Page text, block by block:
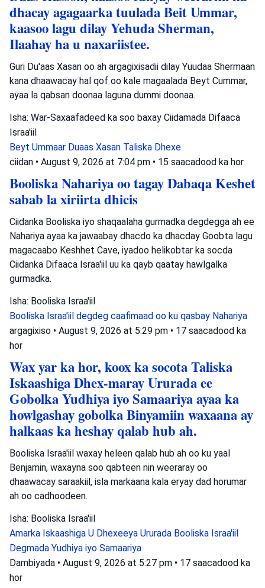
dhacay agagaarka tuulada Beit Ummar,
kaasoo lagu dilay Yehuda Sherman,
Ilaahay ha u naxariistee.
Guri Du'aas Xasan oo ah argagixisadii dilay Yuudaa Shermaan
kana dhaawacay hal qof oo kale magaalada Beyt Cummar,
ayaa la qabsan doonaa laguna dummi doonaa.
Isha: War-Saxaafadeed ka soo baxay Ciidamada Difaaca
Israa'iil
Beyt Ummaar Duaas Xasan Taliska Dhexe
ciidan • August 9, 2026 at 7:04 pm • 15 saacadood ka hor
Booliska Nahariya oo tagay Dabaqa Keshet
sabab la xiriirta dhicis
Ciidanka Booliska iyo shaqaalaha gurmadka degdegga ah ee
Nahariya ayaa ka jawaabay dhacdo ka dhacday Goobta lagu
magacaabo Keshhet Cave, iyadoo helikobtar ka socda
Ciidanka Difaaca Israa'iil uu ka qayb qaatay hawlgalka
gurmadka.
Isha: Booliska Israa'iil
Booliska Israa'iil degdeg caafimaad oo ku qasbay Nahariya
argagixiso • August 9, 2026 at 5:29 pm • 17 saacadood ka
hor
Wax yar ka hor, koox ka socota Taliska
Iskaashiga Dhex-maray Ururada ee
Gobolka Yudhiya iyo Samaariya ayaa ka
howlgashay gobolka Binyamiin waxaana ay
halkaas ka heshay qalab hub ah.
Booliska Israa'iil waxay heleen qalab hub ah oo ku yaal
Benjamin, waxayna soo qabteen nin weeraray oo
dhaawacay saraakiil, isla markaana kala eryay dad horumar
ah oo cadhoodeen.
Isha: Booliska Israa'iil
Amarka Iskaashiga U Dhexeeya Ururada Booliska Israa'iil
Degmada Yudhiya iyo Samaariya
Dambiyada • August 9, 2026 at 5:27 pm • 17 saacadood ka
hor